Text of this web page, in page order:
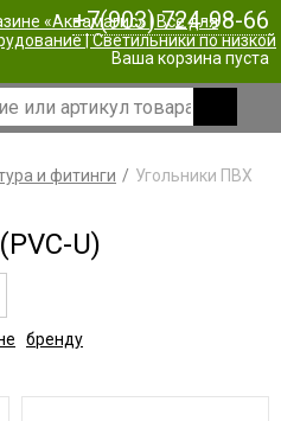
+7(903) 724-98-66
Ваша корзина пуста
и фитинги
Угольники ПВХ
U)
бренду